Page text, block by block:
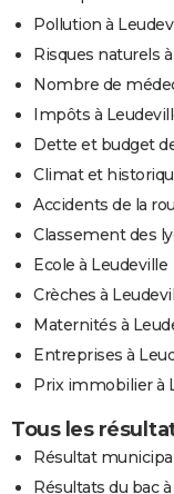
Pollution à
Risques naturels
Nombre de
Impôts à
Dette et budget
Climat et
Accidents de la
Classement des
Ecole à Leudeville
Crèches à
Maternités à
Entreprises à
Prix immobilier à
Tous les
Résultat
Résultats du bac